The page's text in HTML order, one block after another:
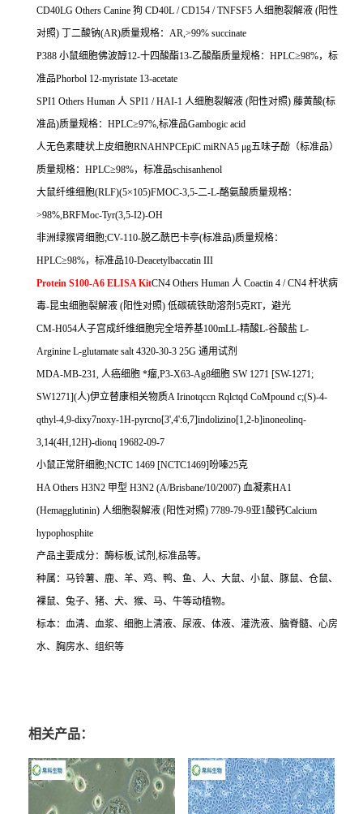
CD40LG Others Canine 狗 CD40L / CD154 / TNFSF5 人细胞裂解液 (阳性
对照) 丁二酸钠(AR)质量规格： AR,>99% succinate
P388 小鼠细胞佛波醇12-十四酸酯13-乙酸酯质量规格： HPLC≥98%，标
准品Phorbol 12-myristate 13-acetate
SPI1 Others Human 人 SPI1 / HAI-1 人细胞裂解液 (阳性对照) 藤黄酸(标
准品)质量规格： HPLC≥97%,标准品Gambogic acid
人无色素睫状上皮细胞RNAHNPCEpiC miRNA5 μg五味子酚（标准品）
质量规格： HPLC≥98%，标准品schisanhenol
大鼠纤维细胞(RLF)(5×105)FMOC-3,5-二-L-酪氨酸质量规格：
>98%,BRFMoc-Tyr(3,5-I2)-OH
非洲绿猴肾细胞;CV-110-脱乙酰巴卡亭(标准品)质量规格：
HPLC≥98%，标准品10-Deacetylbaccatin III
Protein S100-A6 ELISA KitCN4 Others Human 人 Coactin 4 / CN4 杆状病
毒-昆虫细胞裂解液 (阳性对照) 低碳硫铁助溶剂 5克RT，避光
CM-H054人子宫成纤维细胞完全培养基100mLL-精酸L-谷酸盐 L-
Arginine L-glutamate salt 4320-30-3 25G 通用试剂
MDA-MB-231, 人癌细胞 *瘤,P3-X63-Ag8细胞 SW 1271 [SW-1271;
SW1271](人)伊立替康相关物质A Irinotqccn Rqlctqd CoMpound c;(S)-4-
qthyl-4,9-dixy7noxy-1H-pyrcno[3',4':6,7]indolizino[1,2-b]inoneolinq-
3,14(4H,12H)-dionq 19682-09-7
小鼠正常肝细胞;NCTC 1469 [NCTC1469]吩嗪25克
HA Others H3N2 甲型 H3N2 (A/Brisbane/10/2007) 血凝素HA1
(Hemagglutinin) 人细胞裂解液 (阳性对照) 7789-79-9亚1酸钙Calcium
hypophosphite
产品主要成分：酶标板,试剂 ,标准品等。
种属：马铃薯、鹿、羊、鸡、鸭、鱼、人、大鼠、小鼠、豚鼠、仓鼠、
裸鼠、兔子、猪、犬、猴、马、牛等动植物。
标本：血清、血浆、细胞上清液、尿液、体液、灌洗液、脑脊髓、心房
水、胸房水、组织等
相关产品：